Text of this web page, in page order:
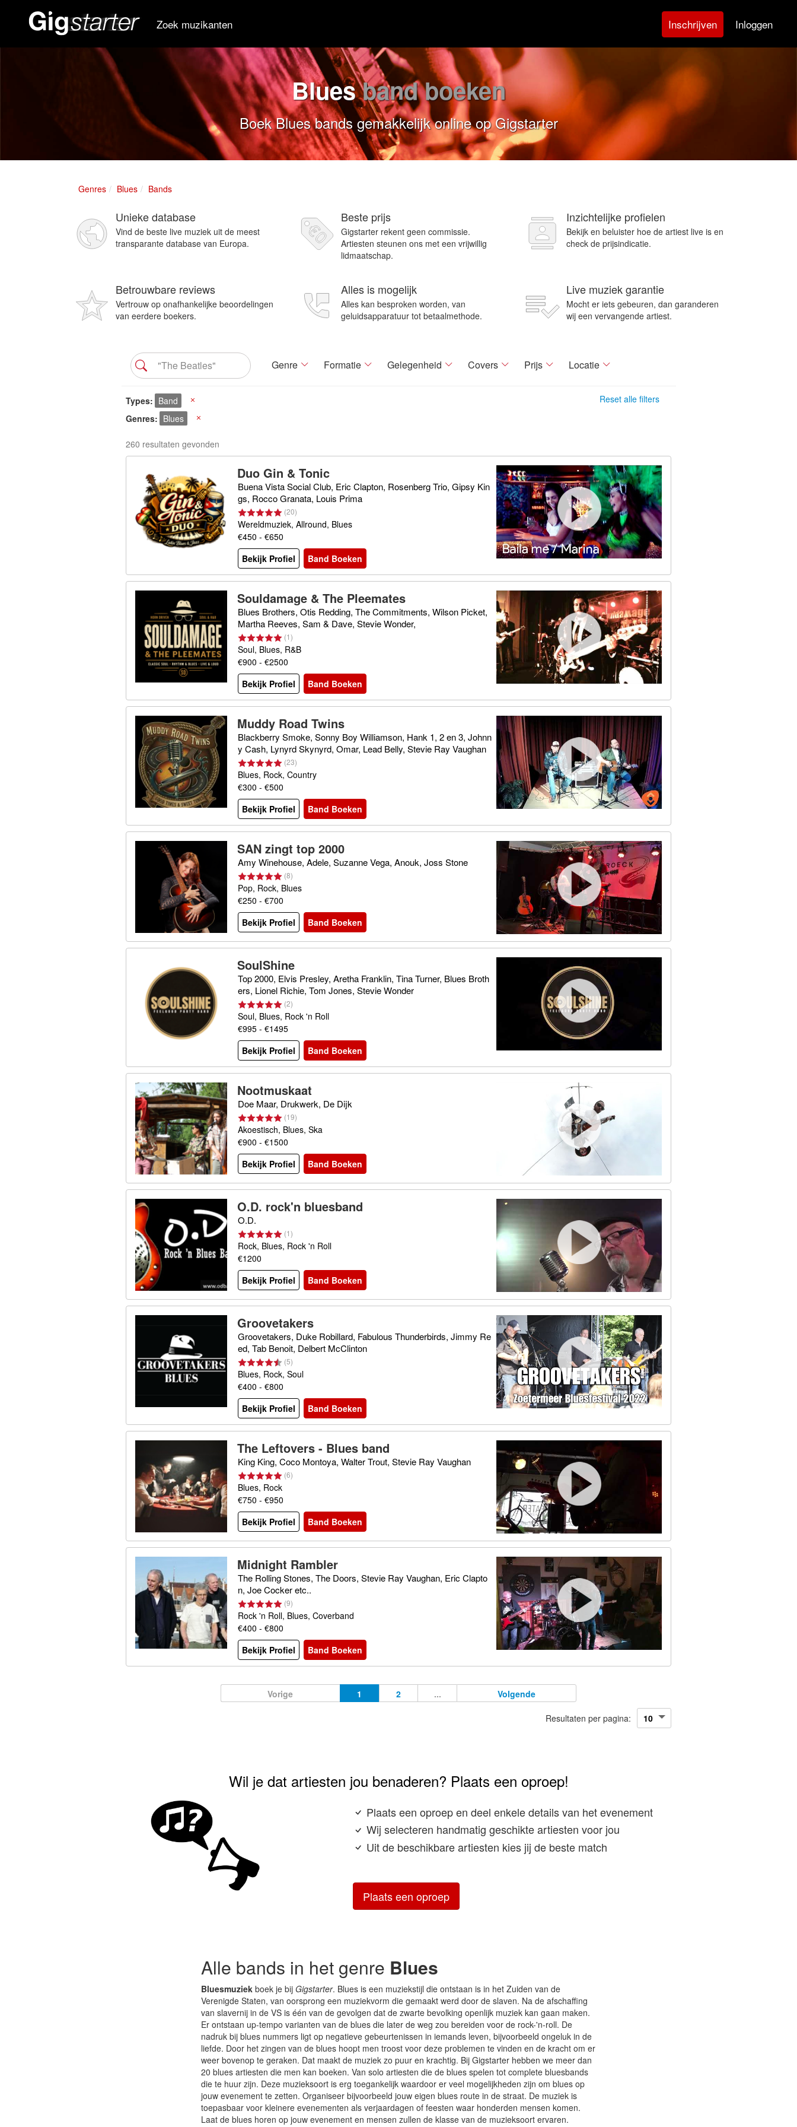
Zoek muzikanten Inschrijven Inloggen
Bluesband boeken
Boek Blues bands gemakkelijk online op Gigstarter
Genres Blues Bands
Unieke database
Vind de beste live muziek uit de meest
transparante database van Europa.
Beste prijs
Gigstarter rekent geen commissie.
Artiesten steunen ons met een vrijwillig
lidmaatschap.
Inzichtelijke profielen
Bekijk en beluister hoe de artiest live is en
check de prijsindicatie.
Betrouwbare reviews
Vertrouw op onafhankelijke beoordelingen
van eerdere boekers.
Alles is mogelijk
Alles kan besproken worden, van
geluidsapparatuur tot betaalmethode.
Live muziek garantie
Mocht er iets gebeuren, dan garanderen
wij een vervangende artiest.
Genre Formatie Gelegenheid Covers Prijs Locatie
Reset alle filters
Types Band
Genres
Blues
260 resultaten gevonden
Duo Gin & Tonic
Buena Vista Social Club, Eric Clapton, Rosenberg Trio, Gipsy Kin
gs, Rocco Granata, Louis Prima
(20)
Wereldmuziek, Allround, Blues
€450 - €650
Bekijk Profiel
Band Boeken
Souldamage & The Pleemates
Blues Brothers, Otis Redding, The Commitments, Wilson Picket,
Martha Reeves, Sam & Dave, Stevie Wonder,
(1)
Soul, Blues, R&B
€900 - €2500
Bekijk Profiel
Band Boeken
Muddy Road Twins
Blackberry Smoke, Sonny Boy Williamson, Hank 1, 2 en 3, Johnn
y Cash, Lynyrd Skynyrd, Omar, Lead Belly, Stevie Ray Vaughan
(23)
Blues, Rock, Country
€300 - €500
Bekijk Profiel
Band Boeken
SAN zingt top 2000
Amy Winehouse, Adele, Suzanne Vega, Anouk, Joss Stone
(8)
Pop, Rock, Blues
€250 - €700
Bekijk Profiel
Band Boeken
SoulShine
Top 2000, Elvis Presley, Aretha Franklin, Tina Turner, Blues Broth
ers, Lionel Richie, Tom Jones, Stevie Wonder
(2)
Soul, Blues, Rock 'n Roll
€995 - €1495
Bekijk Profiel
Band Boeken
Nootmuskaat
Doe Maar, Drukwerk, De Dijk
(19)
Akoestisch, Blues, Ska
€900 - €1500
Bekijk Profiel
Band Boeken
O.D. rock'n bluesband
O.D.
(1)
Rock, Blues, Rock 'n Roll
€1200
Bekijk Profiel
Band Boeken
Groovetakers
Groovetakers, Duke Robillard, Fabulous Thunderbirds, Jimmy Re
ed, Tab Benoit, Delbert McClinton
(5)
Blues, Rock, Soul
€400 - €800
Bekijk Profiel
Band Boeken
The Leftovers - Blues band
King King, Coco Montoya, Walter Trout, Stevie Ray Vaughan
(6)
Blues, Rock
€750 - €950
Bekijk Profiel
Band Boeken
Midnight Rambler
The Rolling Stones, The Doors, Stevie Ray Vaughan, Eric Clapto
n, Joe Cocker etc..
(9)
Rock 'n Roll, Blues, Coverband
€400 - €800
Bekijk Profiel
Band Boeken
Vorige 1 2 ... Volgende
Resultaten per pagina:
Wil je dat artiesten jou benaderen? Plaats een oproep!
Plaats een oproep en deel enkele details van het evenement
Wij selecteren handmatig geschikte artiesten voor jou
Uit de beschikbare artiesten kies jij de beste match
Plaats een oproep
Alle bands in het genre Blues
Bluesmuziek boek je bij Gigstarter. Blues is een muziekstijl die ontstaan is in het Zuiden van de
Verenigde Staten, van oorsprong een muziekvorm die gemaakt werd door de slaven. Na de afschaffing
van slavernij in de VS is één van de gevolgen dat de zwarte bevolking openlijk muziek kan gaan maken.
Er ontstaan up-tempo varianten van de blues die later de weg zou bereiden voor de rock-'n-roll. De
nadruk bij blues nummers ligt op negatieve gebeurtenissen in iemands leven, bijvoorbeeld ongeluk in de
liefde. Door het zingen van de blues hoopt men troost voor deze problemen te vinden en de kracht om er
weer bovenop te geraken. Dat maakt de muziek zo puur en krachtig. Bij Gigstarter hebben we meer dan
20 blues artiesten die men kan boeken. Van solo artiesten die de blues spelen tot complete bluesbands
die te huur zijn. Deze muzieksoort is erg toegankelijk waardoor er veel mogelijkheden zijn om blues op
jouw evenement te zetten. Organiseer bijvoorbeeld jouw eigen blues route in de straat. De muziek is
toepasbaar voor kleinere evenementen als verjaardagen of feesten waar honderden mensen komen.
Laat de blues horen op jouw evenement en mensen zullen de klasse van de muzieksoort ervaren.